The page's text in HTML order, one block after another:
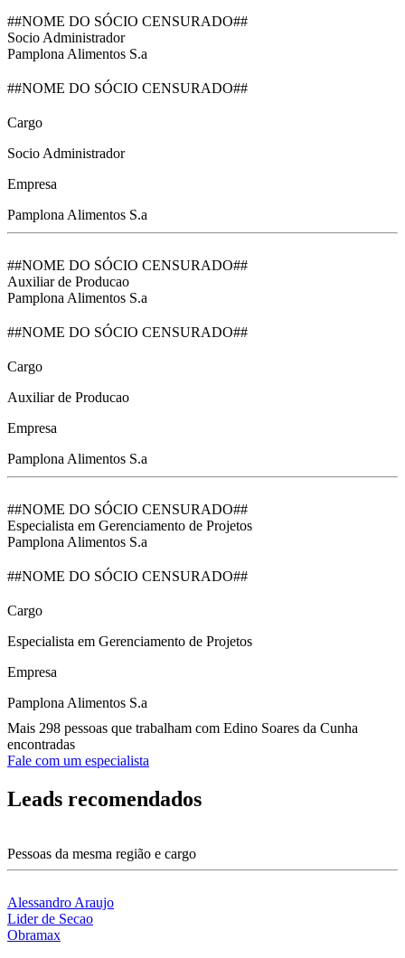
##NOME DO SÓCIO CENSURADO##
Socio Administrador
Pamplona Alimentos S.a
##NOME DO SÓCIO CENSURADO##
Cargo
Socio Administrador
Empresa
Pamplona Alimentos S.a
##NOME DO SÓCIO CENSURADO##
Auxiliar de Producao
Pamplona Alimentos S.a
##NOME DO SÓCIO CENSURADO##
Cargo
Auxiliar de Producao
Empresa
Pamplona Alimentos S.a
##NOME DO SÓCIO CENSURADO##
Especialista em Gerenciamento de Projetos
Pamplona Alimentos S.a
##NOME DO SÓCIO CENSURADO##
Cargo
Especialista em Gerenciamento de Projetos
Empresa
Pamplona Alimentos S.a
Mais 298 pessoas que trabalham com Edino Soares da Cunha
encontradas
Fale com um especialista
Leads recomendados
Pessoas da mesma região e cargo
Alessandro Araujo
Lider de Secao
Obramax